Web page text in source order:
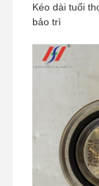
Nhà
Kéo dài tuổi
bảo trì